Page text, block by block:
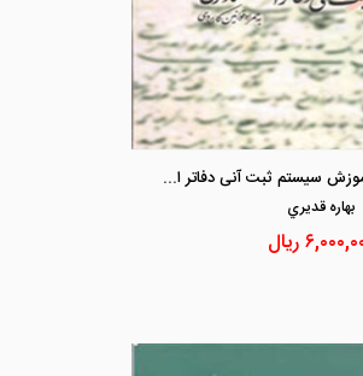
الفبای سردفتری «آموزش سیستم ثبت آنی دفاتر اسناد رسمی »
بهاره قديري
ریال